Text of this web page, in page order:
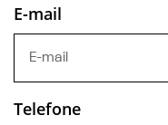
E-mail
Telefone